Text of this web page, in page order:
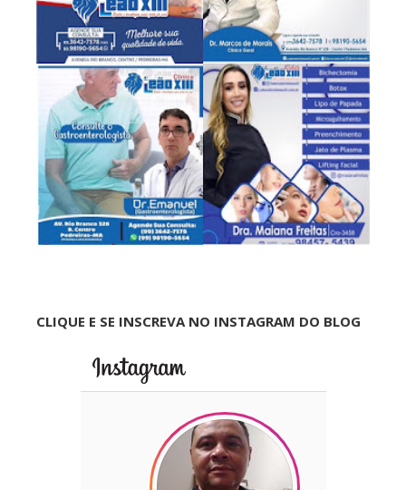
CLIQUE E SE INSCREVA NO INSTAGRAM DO BLOG